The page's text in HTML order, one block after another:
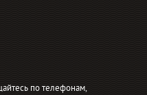
по телефонам,